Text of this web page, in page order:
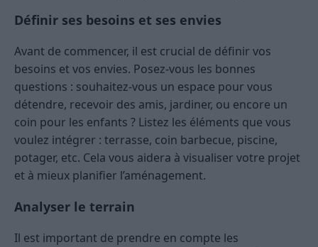
Définir ses besoins et ses envies
Avant de commencer, il est crucial de définir vos
besoins et vos envies. Posez-vous les bonnes
questions : souhaitez-vous un espace pour vous
détendre, recevoir des amis, jardiner, ou encore un
coin pour les enfants ? Listez les éléments que vous
voulez intégrer : terrasse, coin barbecue, piscine,
potager, etc. Cela vous aidera à visualiser votre projet
et à mieux planifier l’aménagement​.
Analyser le terrain
Il est important de prendre en compte les